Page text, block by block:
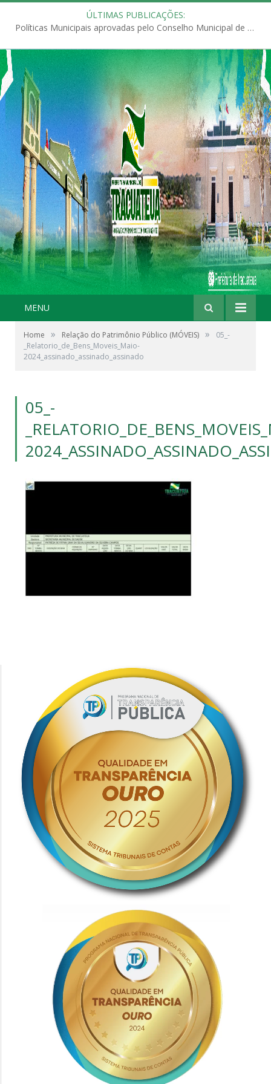
ÚLTIMAS PUBLICAÇÕES:
Políticas Municipais aprovadas pelo Conselho Municipal de Educação (CME)
MENU
Home » Relação do Patrimônio Público (MÓVEIS) »
05_-
_Relatorio_de_Bens_Moveis_Maio-
2024_assinado_assinado_assinado
05_-